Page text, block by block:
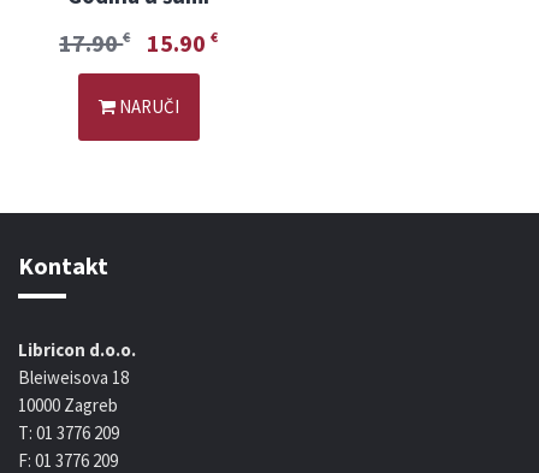
17.90€ 15.90€
NARUČI
Kontakt
Libricon d.o.o.
Bleiweisova 18
10000 Zagreb
T: 01 3776 209
F: 01 3776 209